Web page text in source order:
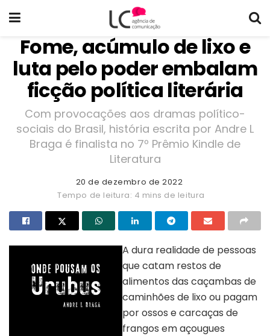
Fome, acúmulo de lixo e
luta pelo poder embalam
ficção política literária
Com provocações aos dramas político-
sociais do Brasil, história escrita por Andre L
Braga é finalista no 7º Prêmio Kindle de
Literatura
20 de dezembro de 2022
Tempo de leitura: 4 mins de leitura
A dura realidade de pessoas
que catam restos de
alimentos das caçambas de
caminhões de lixo ou pagam
por ossos e carcaças de
frangos em açougues